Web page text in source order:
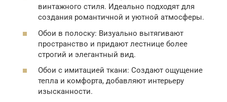
винтажного стиля. Идеально подходят для
создания романтичной и уютной атмосферы.
Обои в полоску: Визуально вытягивают
пространство и придают лестнице более
строгий и элегантный вид.
Обои с имитацией ткани: Создают ощущение
тепла и комфорта, добавляют интерьеру
изысканности.